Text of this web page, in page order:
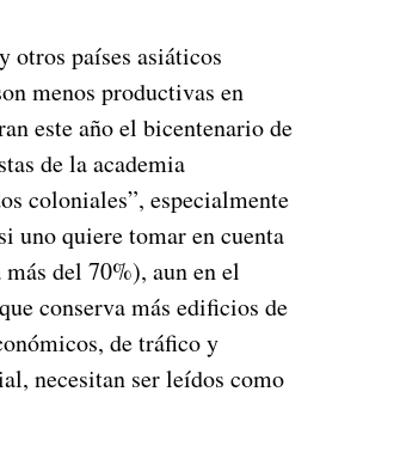
otros países asiáticos
menos productivas en
este año el bicentenario de
de la academia
coloniales”, especialmente
uno quiere tomar en cuenta
del 70%), aun en el
conserva más edificios de
de tráfico y
necesitan ser leídos como